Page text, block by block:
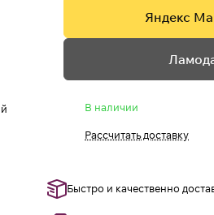
Яндекс
В наличии
Рассчитать доставку
Быстро и качественно